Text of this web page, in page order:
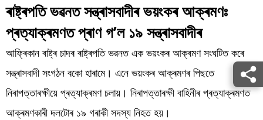
মনোৰঞ্জন
ব্যৱসায়
শিক্ষা
খেল
ৰাষ্ট্ৰপতি ভৱনত সন্ত্ৰাসবাদীৰ ভয়ংকৰ আক্ৰমণঃ
প্ৰত্যাক্ৰমণত প্ৰাণ গ’ল ১৯ সন্ত্ৰাসবাদীৰ
আফ্ৰিকান ৰাষ্ট্ৰ চাদৰ ৰাষ্ট্ৰপতি ভৱনত এক ভয়ংকৰ আক্ৰমণ সংঘটিত কৰে
সন্ত্ৰাসবাদী সংগঠন বকো হাৰামে। এনে ভয়ংকৰ আক্ৰমণৰ পিছতে
নিৰাপত্তাৰক্ষীয়ে প্ৰত্যাক্ৰমণ চলায়। নিৰাপত্তাৰক্ষী বাহিনীৰ প্ৰত্যাক্ৰমণত
আক্ৰমণকাৰী দলটোৰ ১৯ গৰাকী সদস্য নিহত হয়।